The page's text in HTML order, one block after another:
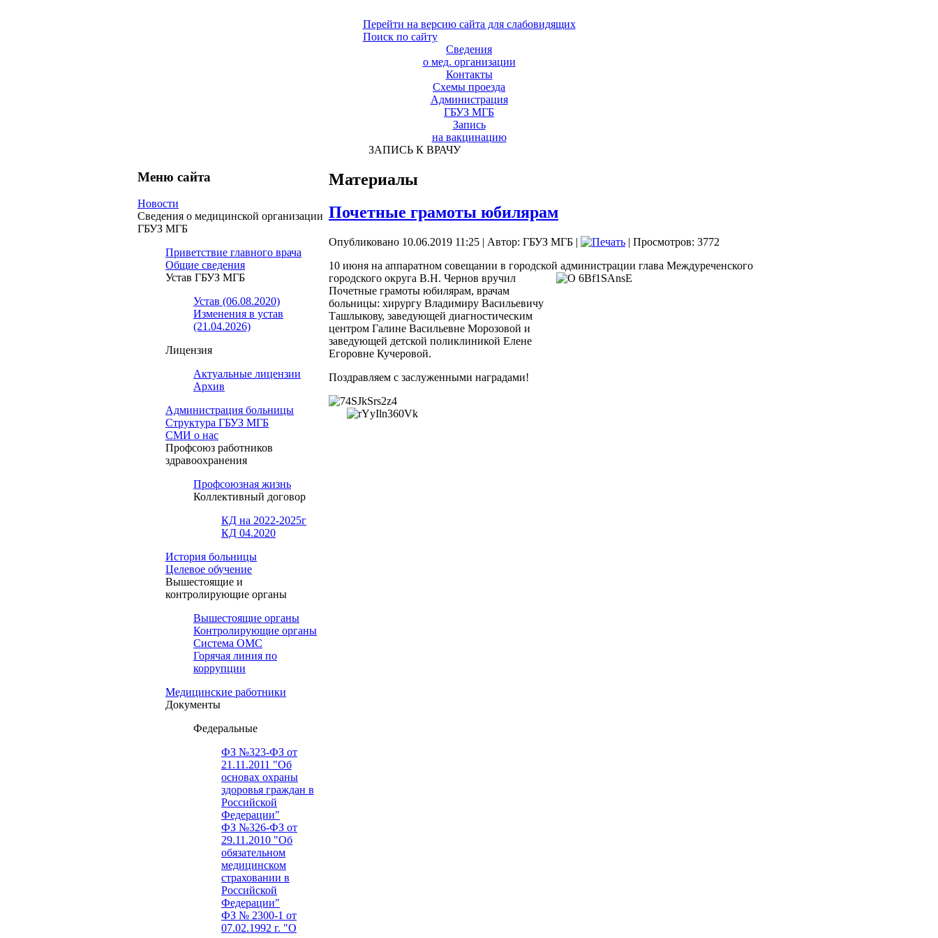
Перейти на версию сайта для слабовидящих
Поиск по сайту
Сведения
о мед. организации
Контакты
Схемы проезда
Администрация
ГБУЗ МГБ
Запись
на вакцинацию
ЗАПИСЬ К ВРАЧУ
Меню сайта
Новости
Сведения о медицинской организации
ГБУЗ МГБ
Приветствие главного врача
Общие сведения
Устав ГБУЗ МГБ
Устав (06.08.2020)
Изменения в устав
(21.04.2026)
Лицензия
Актуальные лицензии
Архив
Администрация больницы
Структура ГБУЗ МГБ
СМИ о нас
Профсоюз работников
здравоохранения
Профсоюзная жизнь
Коллективный договор
КД на 2022-2025г
КД 04.2020
История больницы
Целевое обучение
Вышестоящие и
контролирующие органы
Вышестоящие органы
Контролирующие органы
Система ОМС
Горячая линия по
коррупции
Медицинские работники
Документы
Федеральные
ФЗ №323-ФЗ от
21.11.2011 "Об
основах охраны
здоровья граждан в
Российской
Федерации"
ФЗ №326-ФЗ от
29.11.2010 "Об
обязательном
медицинском
страховании в
Российской
Федерации"
ФЗ № 2300-1 от
07.02.1992 г. "О
Материалы
Почетные грамоты юбилярам
Опубликовано 10.06.2019 11:25 | Автор: ГБУЗ МГБ |
| Просмотров: 3772
10 июня на аппаратном совещании в городской администрации глава Междуреченского
городского округа В.Н. Чернов вручил
Почетные грамоты юбилярам, врачам
больницы: хирургу Владимиру Васильевичу
Ташлыкову, заведующей диагностическим
центром Галине Васильевне Морозовой и
заведующей детской поликлиникой Елене
Егоровне Кучеровой.
Поздравляем с заслуженными наградами!